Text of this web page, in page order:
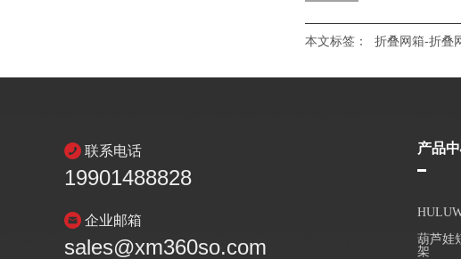
本文标签： 折叠网箱-折叠
联系电话
19901488828
企业邮箱
sales@xm360so.com
产品
葫芦娃
架